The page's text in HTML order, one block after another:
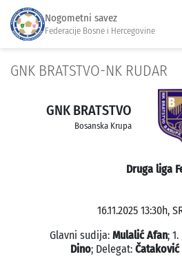
Nogometni savez
Federacije Bosne i Hercegovine
GNK BRATSTVO-NK RUDAR
GNK BRATSTVO
Bosanska Krupa
Druga liga
16.11.2025 13:30h,
Glavni sudija: Mulalić Afan;
Dino; Delegat: Čataković